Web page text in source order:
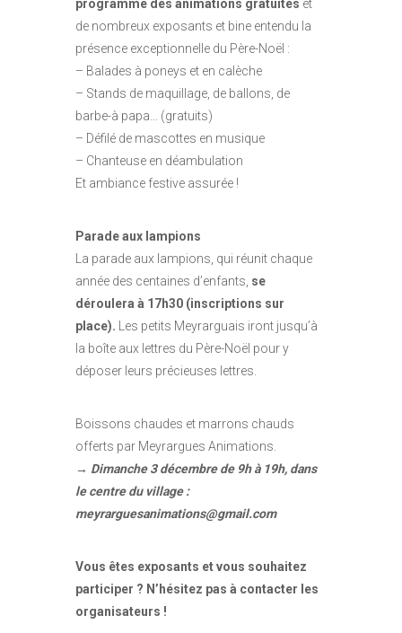
programme des animations gratuites et
de nombreux exposants et bine entendu la
présence exceptionnelle du Père-Noël :
– Balades à poneys et en calèche
– Stands de maquillage, de ballons, de
barbe-à papa… (gratuits)
– Défilé de mascottes en musique
– Chanteuse en déambulation
Et ambiance festive assurée !
Parade aux lampions
La parade aux lampions, qui réunit chaque
année des centaines d’enfants, se
déroulera à 17h30 (inscriptions sur
place). Les petits Meyrarguais iront jusqu’à
la boîte aux lettres du Père-Noël pour y
déposer leurs précieuses lettres.
Boissons chaudes et marrons chauds
offerts par Meyrargues Animations.
→ Dimanche 3 décembre de 9h à 19h, dans
le centre du village :
meyrarguesanimations@gmail.com
Vous êtes exposants et vous souhaitez
participer ? N’hésitez pas à contacter les
organisateurs !